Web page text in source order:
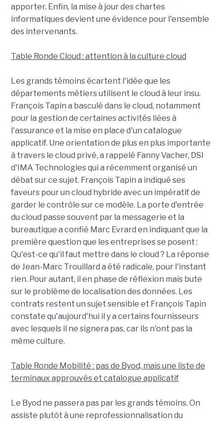
apporter. Enfin, la mise à jour des chartes
informatiques devient une évidence pour l'ensemble
des intervenants.
Table Ronde Cloud : attention à la culture cloud
Les grands témoins écartent l'idée que les
départements métiers utilisent le cloud à leur insu.
François Tapin a basculé dans le cloud, notamment
pour la gestion de certaines activités liées à
l'assurance et la mise en place d'un catalogue
applicatif. Une orientation de plus en plus importante
à travers le cloud privé, a rappelé Fanny Vacher, DSI
d'IMA Technologies qui a récemment organisé un
débat sur ce sujet. François Tapin a indiqué ses
faveurs pour un cloud hybride avec un impératif de
garder le contrôle sur ce modèle. La porte d'entrée
du cloud passe souvent par la messagerie et la
bureautique a confié Marc Evrard en indiquant que la
première question que les entreprises se posent :
Qu'est-ce qu'il faut mettre dans le cloud ? La réponse
de Jean-Marc Trouillard a été radicale, pour l'instant
rien. Pour autant, il en phase de réflexion mais bute
sur le problème de localisation des données. Les
contrats restent un sujet sensible et François Tapin
constate qu'aujourd'hui il y a certains fournisseurs
avec lesquels il ne signera pas, car ils n'ont pas la
même culture.
Table Ronde Mobilité : pas de Byod, mais une liste de
terminaux approuvés et catalogue applicatif
Le Byod ne passera pas par les grands témoins. On
assiste plutôt à une reprofessionnalisation du